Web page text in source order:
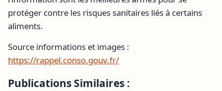
protéger contre les risques sanitaires liés à certains
aliments.
Source informations et images :
https://rappel.conso.gouv.fr/
Publications Similaires :